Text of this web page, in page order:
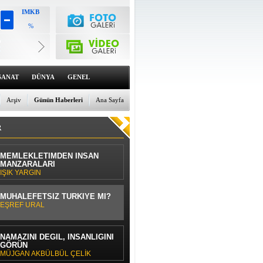
IMKB
%
6659.71
Dolar
47.6791
%0
Euro
55.1258
%0
DÜNYA GENEL
Ana Sayfa
Günün Haberleri
Arşiv
MEMLEKLETİMDEN İNSAN
MANZARALARI
IŞIK YARGIN
MUHALEFETSİZ TÜRKİYE Mİ?
EŞREF URAL
NAMAZINI DEĞİL, İNSANLIĞINI
GÖRÜN
MÜJGAN AKBÜLBÜL ÇELİK